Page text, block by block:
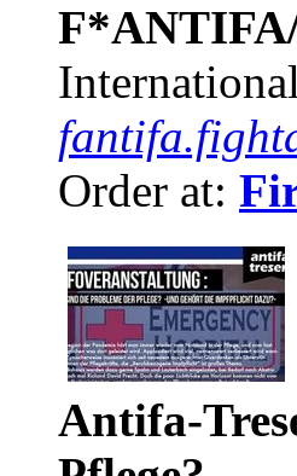
Order at:
Antifa-